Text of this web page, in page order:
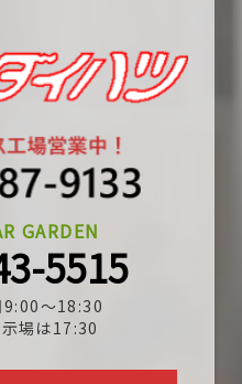
GARDEN
5515
～18:30
場は17:30